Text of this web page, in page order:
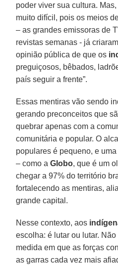
poder viver sua cultura.
muito difícil, pois os meios
– as grandes emissoras de
revistas semanas - já
opinião pública de que os
preguiçosos, bêbados,
país seguir a frente”.
Essas mentiras vão sendo
gerando preconceitos que
quebrar apenas com a
comunitária e popular. O
populares é pequeno, e
– como aGlobo, que é um
chegar a 97% do território
fortalecendo as mentiras,
grande capital.
Nesse contexto, aos
escolha: é lutar ou lutar.
medida em que as forças
as garras cada vez mais